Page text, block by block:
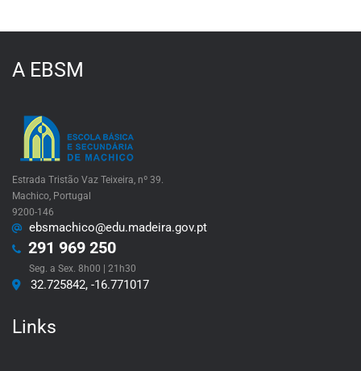
A EBSM
Estrada Tristão Vaz Teixeira, nº 39.
Machico, Portugal
9200-146
ebsmachico@edu.madeira.gov.pt
291 969 250
Seg. a Sex. 8h00 | 21h30
32.725842, -16.771017
Links